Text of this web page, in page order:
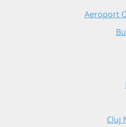
Aeroport
Cluj